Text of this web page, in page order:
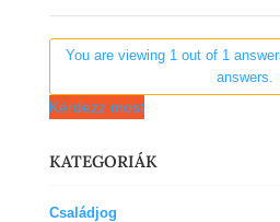
You are viewing 1 out of 1
answers.
Kérdezz most
KATEGORIÁK
Családjog